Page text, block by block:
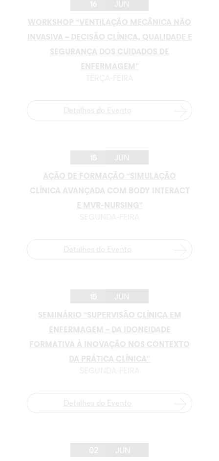
JUN
WORKSHOP “VENTILAÇÃO MECÂNICA NÃO
INVASIVA – DECISÃO CLÍNICA, QUALIDADE E
SEGURANÇA DOS CUIDADOS DE
ENFERMAGEM”
Detalhes do Evento
JUN
AÇÃO DE FORMAÇÃO “SIMULAÇÃO
CLÍNICA AVANÇADA COM BODY INTERACT
E MVR-NURSING”
Detalhes do Evento
JUN
SEMINÁRIO “SUPERVISÃO CLÍNICA EM
ENFERMAGEM – DA IDONEIDADE
FORMATIVA À INOVAÇÃO NOS CONTEXTO
DA PRÁTICA CLÍNICA”
Detalhes do Evento
JUN